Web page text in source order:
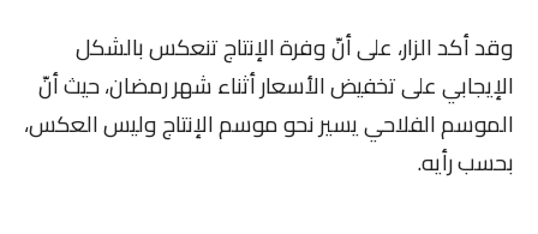
وقد أكد الزار، على أنّ وفرة الإنتاج تنعكس بالشكل
الإيجابي على تخفيض الأسعار أثناء شهر رمضان، حيث أنّ
الموسم الفلاحي يسير نحو موسم الإنتاج وليس العكس،
بحسب رأيه.